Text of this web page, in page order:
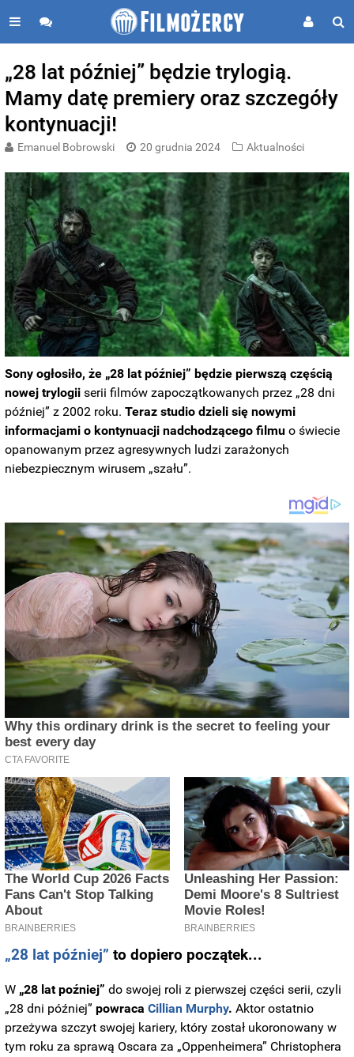
„28 lat później” będzie trylogią.
Mamy datę premiery oraz szczegóły
kontynuacji!
Emanuel Bobrowski 20 grudnia 2024 Aktualności
Sony ogłosiło, że „28 lat później” będzie pierwszą częścią
nowej trylogii serii filmów zapoczątkowanych przez „28 dni
później” z 2002 roku.Teraz studio dzieli się nowymi
informacjami o kontynuacji nadchodzącego filmu o świecie
opanowanym przez agresywnych ludzi zarażonych
niebezpiecznym wirusem „szału”.
„28 lat później” to dopiero początek...
W „28 lat poźniej” do swojej roli z pierwszej części serii, czyli
„28 dni później”powracaCillian Murphy. Aktor ostatnio
przeżywa szczyt swojej kariery, który został ukoronowany w
tym roku za sprawą Oscara za „Oppenheimera” Christophera